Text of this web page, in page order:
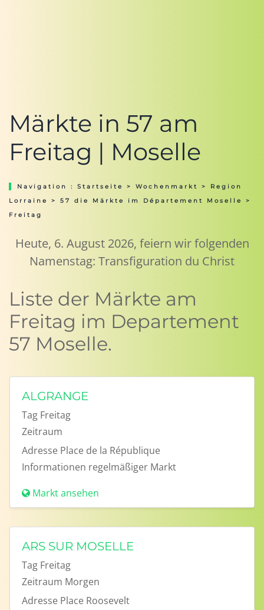
Märkte in 57 am
Freitag | Moselle
Navigation : Startseite > Wochenmarkt > Region
Lorraine
> 57 die Märkte im Département Moselle
>
Freitag
Heute, 6. August 2026, feiern wir folgenden
Namenstag: Transfiguration du Christ
Liste der Märkte am
Freitag im Departement
57 Moselle.
ALGRANGE
Tag Freitag
Zeitraum
Adresse Place de la République
Informationen regelmäßiger Markt
Markt ansehen
ARS SUR MOSELLE
Tag Freitag
Zeitraum Morgen
Adresse Place Roosevelt